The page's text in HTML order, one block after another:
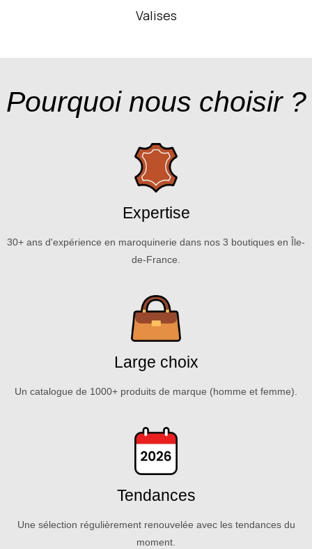
Valises
Pourquoi nous choisir ?
Expertise
30+ ans d'expérience en maroquinerie dans nos 3 boutiques en Île-
de-France.
Large choix
Un catalogue de 1000+ produits de marque (homme et femme).
Tendances
Une sélection régulièrement renouvelée avec les tendances du
moment.